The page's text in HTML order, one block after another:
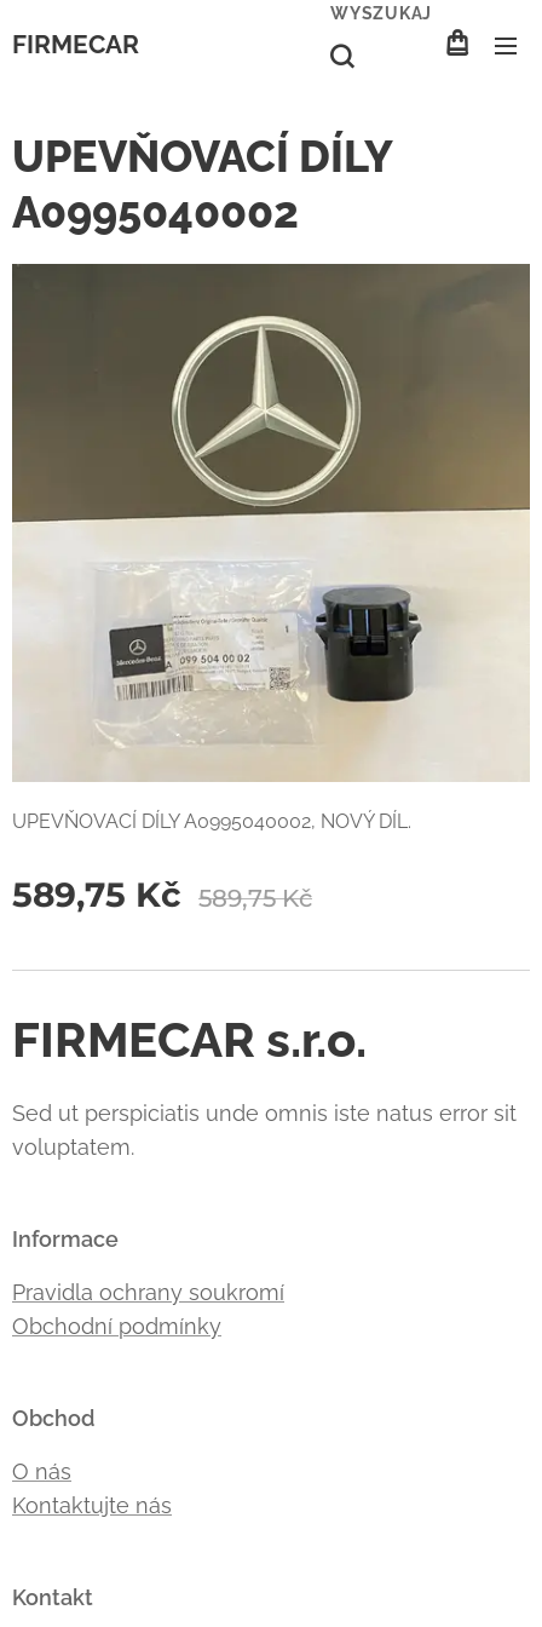
FIRMECAR
WYSZUKAJ
UPEVŇOVACÍ DÍLY
A0995040002
UPEVŇOVACÍ DÍLY A0995040002, NOVÝ DÍL.
589,75 Kč 589,75Kč
FIRMECAR s.r.o.
Sed ut perspiciatis unde omnis iste natus error sit
voluptatem.
Informace
Pravidla ochrany soukromí
Obchodní podmínky
Obchod
O nás
Kontaktujte nás
Kontakt